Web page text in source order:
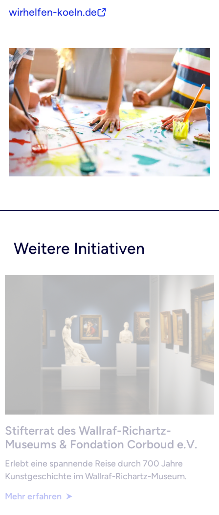
wirhelfen-koeln.de
Weitere Initiativen
Stifterrat des Wallraf-Richartz-
Museums & Fondation Corboud e.V.
Erlebt eine spannende Reise durch 700 Jahre
Kunstgeschichte im Wallraf-Richartz-Museum.
Mehr erfahren